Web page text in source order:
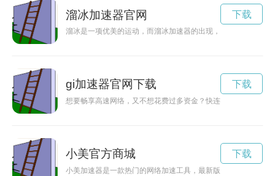
溜冰加速器官网
溜冰是一项优美的运动，而溜冰加速器的出现，不仅让滑冰更
下载
gi加速器官网下载
想要畅享高速网络，又不想花费过多资金？快连加速器官网免
下载
小美官方商城
小美加速器是一款热门的网络加速工具，最新版本进行了升级
下载